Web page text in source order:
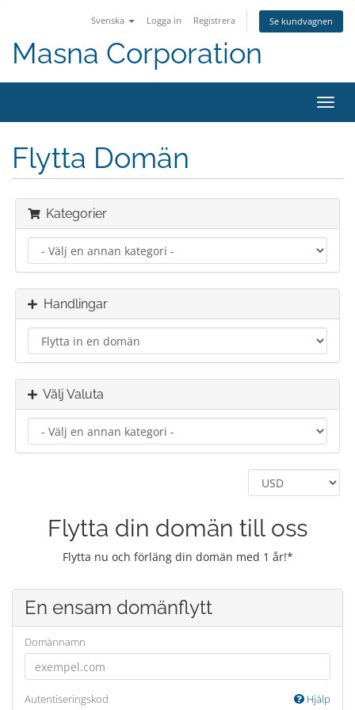
Svenska Logga in Registrera Se kundvagnen
Masna Corporation
Växla
Flytta Domän
Kategorier
Handlingar
Välj Valuta
Flytta din domän till oss
Flytta nu och förläng din domän med 1 år!*
En ensam domänflytt
Domännamn
Autentiseringskod Hjälp